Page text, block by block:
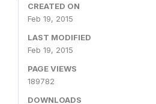
CREATED ON
Feb 19, 2015
LAST MODIFIED
Feb 19, 2015
PAGE VIEWS
189782
DOWNLOADS